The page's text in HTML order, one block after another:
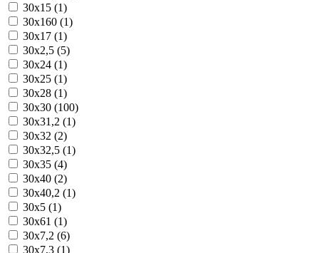
30x15 (1)
30x160 (1)
30x17 (1)
30x2,5 (5)
30x24 (1)
30x25 (1)
30x28 (1)
30x30 (100)
30x31,2 (1)
30x32 (2)
30x32,5 (1)
30x35 (4)
30x40 (2)
30x40,2 (1)
30x5 (1)
30x61 (1)
30x7,2 (6)
30x7,3 (1)